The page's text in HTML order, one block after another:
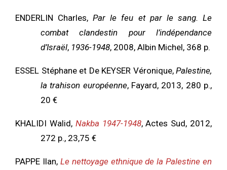
ENDERLIN Charles,Par le feu et par le sang. Le
combat clandestin pour l’indépendance
d’Israël, 1936-1948, 2008, Albin Michel, 368 p.
ESSEL Stéphane et De KEYSER Véronique,Palestine,
la trahison européenne, Fayard, 2013, 280 p.,
20 €
KHALIDI Walid, Nakba 1947-1948, Actes Sud, 2012,
272 p., 23,75 €
PAPPE Ilan, Le nettoyage ethnique de la Palestine en